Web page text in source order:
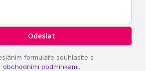
formuláře souhlasíte s
obchodními podmínkami.